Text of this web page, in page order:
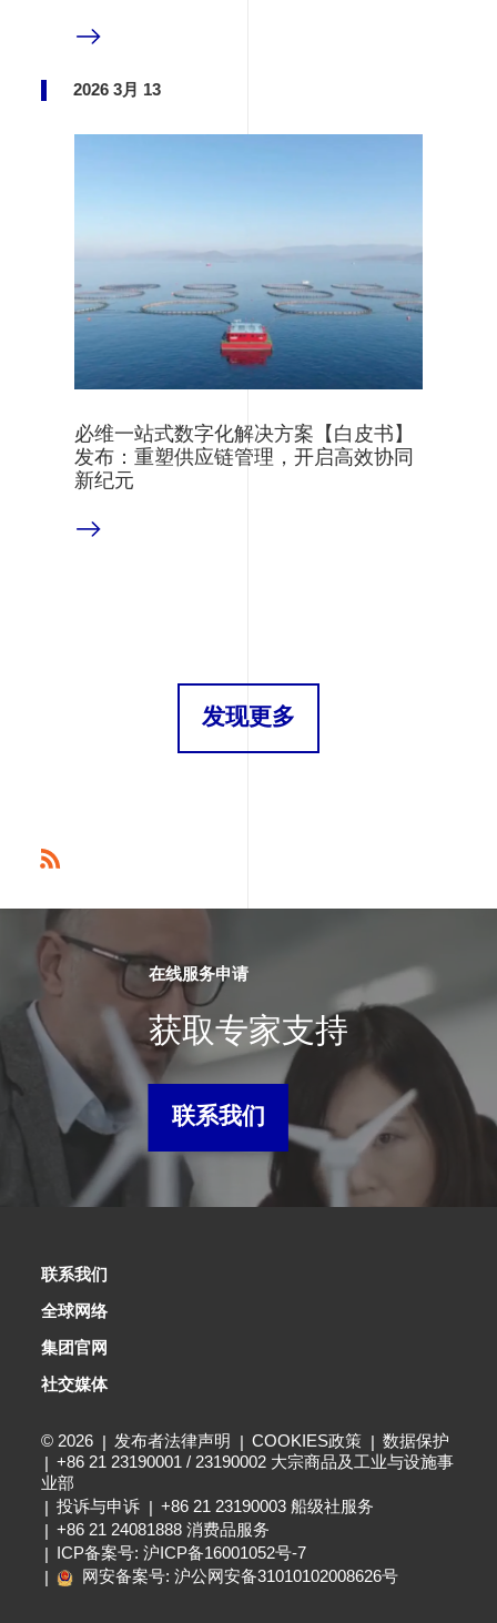
2026 3月 13
必维一站式数字化解决方案【白皮书】
发布：重塑供应链管理，开启高效协同
新纪元
发现更多
在线服务申请
获取专家支持
联系我们
联系我们
全球网络
集团官网
社交媒体
© 2026 发布者法律声明 COOKIES政策
数据保护
+86 21 23190001 / 23190002 大宗商品及工业与设施事
业部
投诉与申诉
+86 21 23190003 船级社服务
+86 21 24081888 消费品服务
ICP备案号: 沪ICP备16001052号-7
网安备案号: 沪公网安备31010102008626号